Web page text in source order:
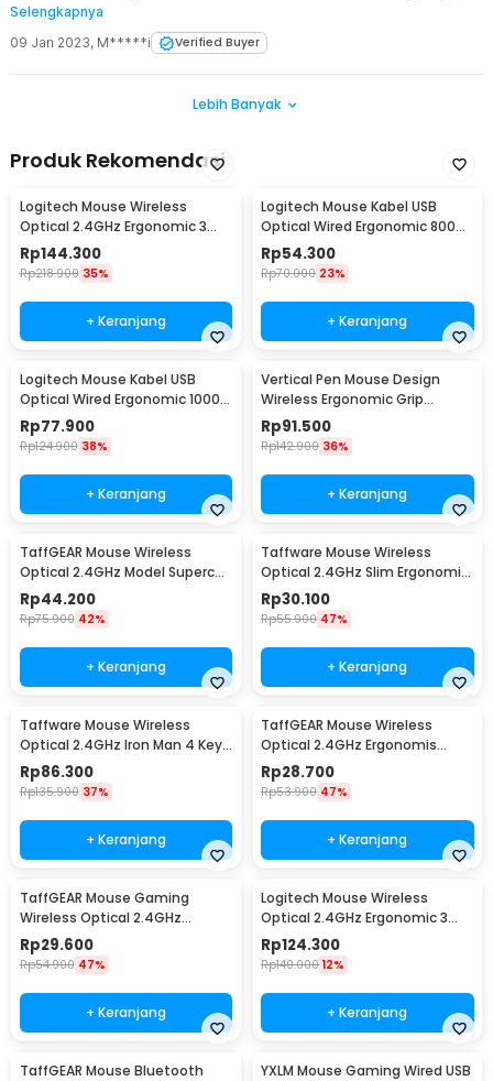
pairing tanpa hambatan, tapi di mode bluetooth gerakan kursor
koq kurang responsif. Dicoba di 2.4 GHz bagus, saat kembali pake
bluetooh gerakan kursor sudah normal kembali. Semoga awet.
Selengkapnya
09 Jan 2023, M*****i Verified Buyer
Lebih Banyak
Produk Rekomendasi
Logitech Mouse Wireless
Optical 2.4GHz Ergonomic 3
Key 1000DPI - M185
Rp144.300
Rp218.900 35%
+ Keranjang
Logitech Mouse Kabel USB
Optical Wired Ergonomic 800
DPI - B100
Rp54.300
Rp70.000 23%
+ Keranjang
Logitech Mouse Kabel USB
Optical Wired Ergonomic 1000
DPI - M100r
Rp77.900
Rp124.900 38%
+ Keranjang
Vertical Pen Mouse Design
Wireless Ergonomic Grip
2.4GHz 1600 DPI - PR-03
Rp91.500
Rp142.900 36%
+ Keranjang
TaffGEAR Mouse Wireless
Optical 2.4GHz Model Supercar
3 Key 1600DPI - CM0016
Rp44.200
Rp75.900 42%
+ Keranjang
Taffware Mouse Wireless
Optical 2.4GHz Slim Ergonomic
4 Key 1600DPI - Y810
Rp30.100
Rp55.900 47%
+ Keranjang
Taffware Mouse Wireless
Optical 2.4GHz Iron Man 4 Key
1600 DPI - M8
Rp86.300
Rp135.900 37%
+ Keranjang
TaffGEAR Mouse Wireless
Optical 2.4GHz Ergonomis
Portable 6Key 1600DPI - AA-01
Rp28.700
Rp53.900 47%
+ Keranjang
TaffGEAR Mouse Gaming
Wireless Optical 2.4GHz
Ergonomic 6 Key 1600DPI - W4
Rp29.600
Rp54.900 47%
+ Keranjang
Logitech Mouse Wireless
Optical 2.4GHz Ergonomic 3
Key 1000DPI - M170
Rp124.300
Rp140.000 12%
+ Keranjang
TaffGEAR Mouse Bluetooth
YXLM Mouse Gaming Wired USB